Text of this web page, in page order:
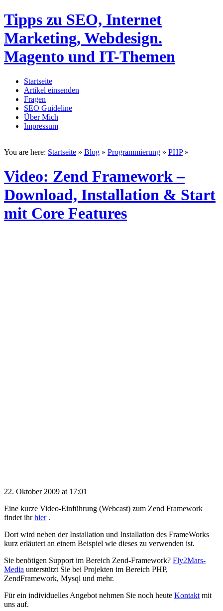
Tipps zu SEO, Internet
Marketing, Webdesign.
Magento und IT-Themen
Startseite
Artikel einsenden
Fragen
SEO Guideline
Über Mich
Impressum
You are here: Startseite » Blog » Programmierung » PHP»
Video: Zend Framework –
Download, Installation & Start
mit Core Features
22. Oktober 2009 at 17:01
Eine kurze Video-Einführung (Webcast) zum Zend Framework
findet ihrhier.
Dort wird neben der Installation und Installation des FrameWorks
kurz erläutert an einem Beispiel wie dieses zu verwenden ist.
Sie benötigen Support im Bereich Zend-Framework? Fly2Mars-
Media unterstützt Sie bei Projekten im Bereich PHP,
ZendFramework, Mysql und mehr.
Für ein individuelles Angebot nehmen Sie noch heute Kontakt mit
uns auf.